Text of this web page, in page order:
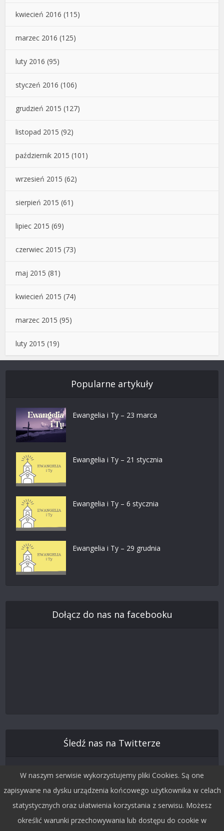
kwiecień 2016 (115)
marzec 2016 (125)
luty 2016 (95)
styczeń 2016 (106)
grudzień 2015 (127)
listopad 2015 (92)
październik 2015 (101)
wrzesień 2015 (62)
sierpień 2015 (61)
lipiec 2015 (69)
czerwiec 2015 (73)
maj 2015 (81)
kwiecień 2015 (74)
marzec 2015 (95)
luty 2015 (19)
Popularne artykuły
Ewangelia i Ty – 23 marca
Ewangelia i Ty – 21 stycznia
Ewangelia i Ty – 6 stycznia
Ewangelia i Ty – 29 grudnia
Dołącz do nas na facebooku
Śledź nas na Twitterze
W naszym serwisie wykorzystujemy pliki Cookies. Są one
zapisywane na dysku urządzenia końcowego użytkownika w celach
statystycznych oraz ułatwienia korzystania z serwisu. Możesz
określić warunki przechowywania lub dostępu do cookie w